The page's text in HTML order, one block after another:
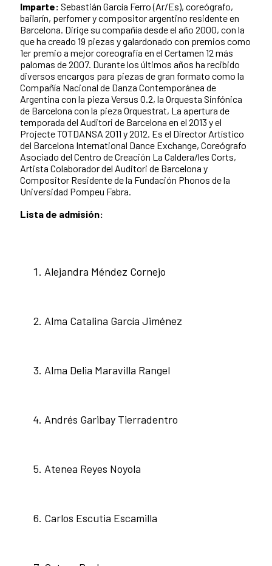
Imparte: Sebastián García Ferro (Ar/Es), coreógrafo,
bailarín, perfomer y compositor argentino residente en
Barcelona. Dirige su compañía desde el año 2000, con la
que ha creado 19 piezas y galardonado con premios como
1er premio a mejor coreografía en el Certamen 12 más
palomas de 2007. Durante los últimos años ha recibido
diversos encargos para piezas de gran formato como la
Compañía Nacional de Danza Contemporánea de
Argentina con la pieza Versus 0.2, la Orquesta Sinfónica
de Barcelona con la pieza Orquestrat, La apertura de
temporada del Auditori de Barcelona en el 2013 y el
Projecte TOTDANSA 2011 y 2012. Es el Director Artístico
del Barcelona International Dance Exchange, Coreógrafo
Asociado del Centro de Creación La Caldera/les Corts,
Artista Colaborador del Auditori de Barcelona y
Compositor Residente de la Fundación Phonos de la
Universidad Pompeu Fabra.
Lista de admisión:
Alejandra Méndez Cornejo
Alma Catalina García Jiménez
Alma Delia Maravilla Rangel
Andrés Garibay Tierradentro
Atenea Reyes Noyola
Carlos Escutia Escamilla